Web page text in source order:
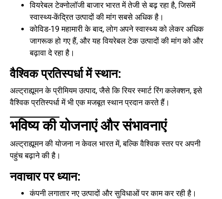
वियरेबल टेक्नोलॉजी बाजार भारत में तेजी से बढ़ रहा है, जिसमें
स्वास्थ्य-केंद्रित उत्पादों की मांग सबसे अधिक है।
कोविड-19 महामारी के बाद, लोग अपने स्वास्थ्य को लेकर अधिक
जागरूक हो गए हैं, और यह वियरेबल टेक उत्पादों की मांग को और
बढ़ावा दे रहा है।
वैश्विक प्रतिस्पर्धा में स्थान:
अल्ट्राह्यूमन के प्रीमियम उत्पाद, जैसे कि रियर स्मार्ट रिंग कलेक्शन, इसे
वैश्विक प्रतिस्पर्धा में भी एक मजबूत स्थान प्रदान करते हैं।
भविष्य की योजनाएं और संभावनाएं
अल्ट्राह्यूमन की योजना न केवल भारत में, बल्कि वैश्विक स्तर पर अपनी
पहुंच बढ़ाने की है।
नवाचार पर ध्यान:
कंपनी लगातार नए उत्पादों और सुविधाओं पर काम कर रही है।